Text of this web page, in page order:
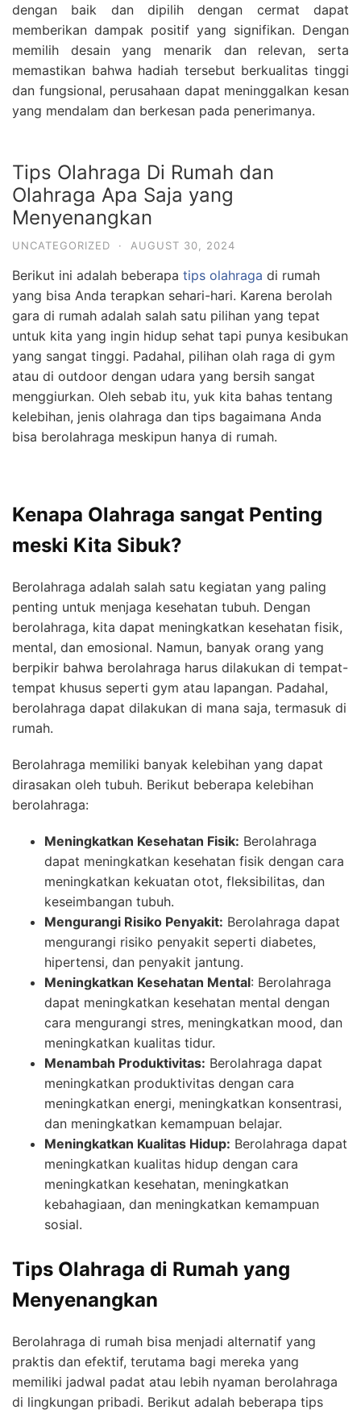
dengan baik dan dipilih dengan cermat dapat
memberikan dampak positif yang signifikan. Dengan
memilih desain yang menarik dan relevan, serta
memastikan bahwa hadiah tersebut berkualitas tinggi
dan fungsional, perusahaan dapat meninggalkan kesan
yang mendalam dan berkesan pada penerimanya.
Tips Olahraga Di Rumah dan
Olahraga Apa Saja yang
Menyenangkan
UNCATEGORIZED · AUGUST 30, 2024
Berikut ini adalah beberapa tips olahraga di rumah
yang bisa Anda terapkan sehari-hari. Karena berolah
gara di rumah adalah salah satu pilihan yang tepat
untuk kita yang ingin hidup sehat tapi punya kesibukan
yang sangat tinggi. Padahal, pilihan olah raga di gym
atau di outdoor dengan udara yang bersih sangat
menggiurkan. Oleh sebab itu, yuk kita bahas tentang
kelebihan, jenis olahraga dan tips bagaimana Anda
bisa berolahraga meskipun hanya di rumah.
Kenapa Olahraga sangat Penting
meski Kita Sibuk?
Berolahraga adalah salah satu kegiatan yang paling
penting untuk menjaga kesehatan tubuh. Dengan
berolahraga, kita dapat meningkatkan kesehatan fisik,
mental, dan emosional. Namun, banyak orang yang
berpikir bahwa berolahraga harus dilakukan di tempat-
tempat khusus seperti gym atau lapangan. Padahal,
berolahraga dapat dilakukan di mana saja, termasuk di
rumah.
Berolahraga memiliki banyak kelebihan yang dapat
dirasakan oleh tubuh. Berikut beberapa kelebihan
berolahraga:
Meningkatkan Kesehatan Fisik: Berolahraga
dapat meningkatkan kesehatan fisik dengan cara
meningkatkan kekuatan otot, fleksibilitas, dan
keseimbangan tubuh.
Mengurangi Risiko Penyakit: Berolahraga dapat
mengurangi risiko penyakit seperti diabetes,
hipertensi, dan penyakit jantung.
Meningkatkan Kesehatan Mental: Berolahraga
dapat meningkatkan kesehatan mental dengan
cara mengurangi stres, meningkatkan mood, dan
meningkatkan kualitas tidur.
Menambah Produktivitas: Berolahraga dapat
meningkatkan produktivitas dengan cara
meningkatkan energi, meningkatkan konsentrasi,
dan meningkatkan kemampuan belajar.
Meningkatkan Kualitas Hidup: Berolahraga dapat
meningkatkan kualitas hidup dengan cara
meningkatkan kesehatan, meningkatkan
kebahagiaan, dan meningkatkan kemampuan
sosial.
Tips Olahraga di Rumah yang
Menyenangkan
Berolahraga di rumah bisa menjadi alternatif yang
praktis dan efektif, terutama bagi mereka yang
memiliki jadwal padat atau lebih nyaman berolahraga
di lingkungan pribadi. Berikut adalah beberapa tips